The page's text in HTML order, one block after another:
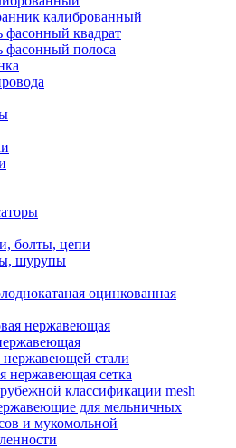
калиброванный
квадрат
фасонный полоса
болты, цепи
шурупы
оцинкованная
нержавеющая
нержавеющей стали
нержавеющая сетка
классификации mesh
для мельничных
и мукомольной